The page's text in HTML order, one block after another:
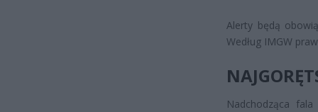
Alerty będą
Według IMGW
Nadchodząca